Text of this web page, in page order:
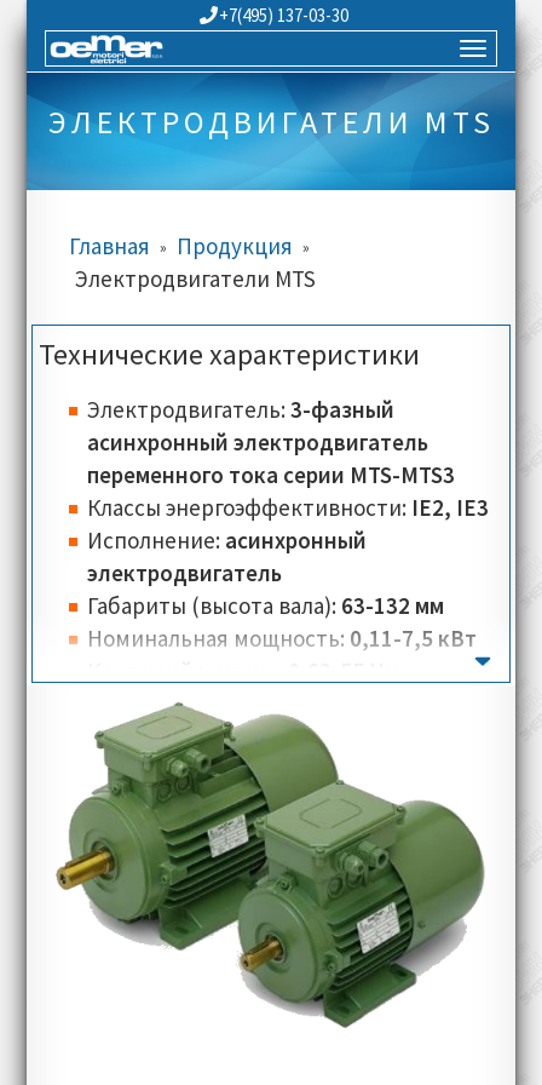
+7(495) 137-03-30
ЭЛЕКТРОДВИГАТЕЛИ MTS
Главная » Продукция »
Электродвигатели MTS
Технические характеристики
Электродвигатель:3-фазный
асинхронный электродвигатель
переменного тока серии MTS-MTS3
Классы энергоэффективности: IE2, IE3
Исполнение: асинхронный
электродвигатель
Габариты (высота вала): 63-132 мм
Номинальная мощность: 0,11-7,5 кВт
4,3-53 кг
Количество полюсов:2-6
Номинальная скорость:
мин
Номинальное напряжение:230-270 В
Номинальный ток:0,5-26 А
Тип соединения: треугольник, звезда
Класс изоляции:F
Класс теплостойкости:PTO (Klixon)
Типы монтажного исполнения: